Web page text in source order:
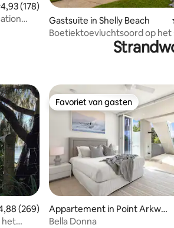
beoordeling van 4,93 op 5, 178
4,93 (178)
Gastsuite in Shelly Beach
Boetiektoevluchtsoord op het
Caloundra, huisdiervriendelijk
beoordeling van 4,88 op 5, 269
(269)
het
Favoriet van gasten
Favoriet van gasten
Appartement in Point Arkwri
ght
Bella Donna